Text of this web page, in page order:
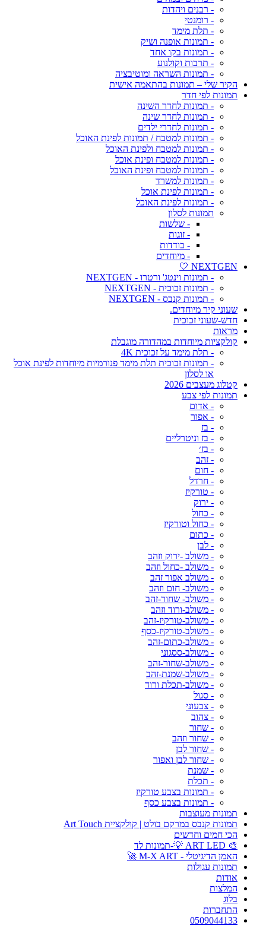
- רבנים ויהדות
- רומנטי
- תלת מימד
- תמונות אופנה ושיק
- תמונות בקו אחד
- תרבות וקולנוע
- תמונות השראה ומוטיבציה
הקיר שלי – תמונות בהתאמה אישית
תמונות לפי חדר
- תמונות לחדר השינה
- תמונות לחדר שינה
- תמונות לחדרי ילדים
- תמונות למטבח / תמונות לפינת האוכל
- תמונות למטבח ולפינת האוכל
- תמונות למטבח ופינת אוכל
- תמונות למטבח ופינת האוכל
- תמונות למשרד
- תמונות לפינת אוכל
- תמונות לפינת האוכל
תמונות לסלון
- שלשות
- זוגות
- בודדות
- מיוחדים
NEXTGEN 🤍
- תמונות וינטג' ורטרו - NEXTGEN
- תמונות זכוכית - NEXTGEN
- תמונות קנבס - NEXTGEN
שעוני קיר מיוחדים.
חדש-שעוני זכוכית
מראות
קולקציות מיוחדות במהדורה מוגבלת
- תלת מימד על זכוכית 4K
- תמונות זכוכית תלת מימד פנורמיות מיוחדות לפינת אוכל
או לסלון
קטלוג מעצבים 2026
תמונות לפי צבע
- אדום
- אפור
- בז
- בז וניטרליים
- בז׳
- זהב
- חום
- חרדל
- טורקיז
- ירוק
- כחול
- כחול וטורקיז
- כתום
- לבן
- משולב -ירוק וזהב
- משולב -כחול וזהב
- משולב אפור זהב
- משולב- חום וזהב
- משולב- שחור-זהב
- משולב-ורוד וזהב
- משולב-טורקיז-זהב
- משולב-טורקיז-כסף
- משולב-כתום-זהב
- משולב-ססגוני
- משולב-שחור-זהב
- משולב-שמנת-זהב
- משולב-תכלת ורוד
- סגול
- צבעוני
- צהוב
- שחור
- שחור וזהב
- שחור לבן
- שחור לבן ואפור
- שמנת
- תכלת
- תמונות בצבע טורקיז
- תמונות בצבע כסף
תמונות מעוצבות
תמונות קנבס במרקם בולט | קולקציית Art Touch
הכי חמים וחדשים
🎨 ART LED 💡-תמונות לד
האמן הדיגיטלי - M-X ART 🚀
תמונות עגולות
אודות
המלצות
בלוג
התחברות
0509044133